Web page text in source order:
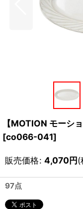
【MOTION モーシ
[co066-041]
販売価格: 4,070円(
97点